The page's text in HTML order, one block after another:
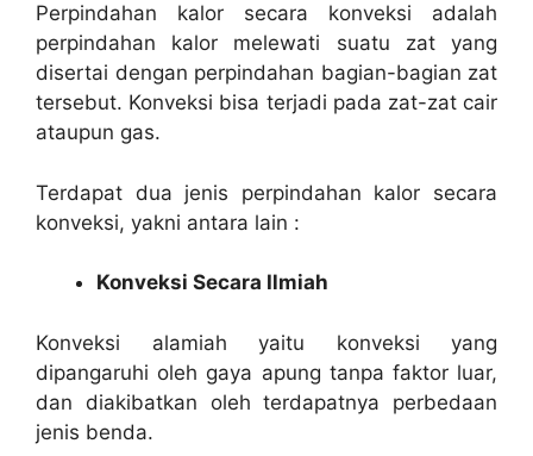
Perpindahan kalor secara konveksi adalah
perpindahan kalor melewati suatu zat yang
disertai dengan perpindahan bagian-bagian zat
tersebut. Konveksi bisa terjadi pada zat-zat cair
ataupun gas.
Terdapat dua jenis perpindahan kalor secara
konveksi, yakni antara lain :
Konveksi Secara Ilmiah
Konveksi alamiah yaitu konveksi yang
dipangaruhi oleh gaya apung tanpa faktor luar,
dan diakibatkan oleh terdapatnya perbedaan
jenis benda.